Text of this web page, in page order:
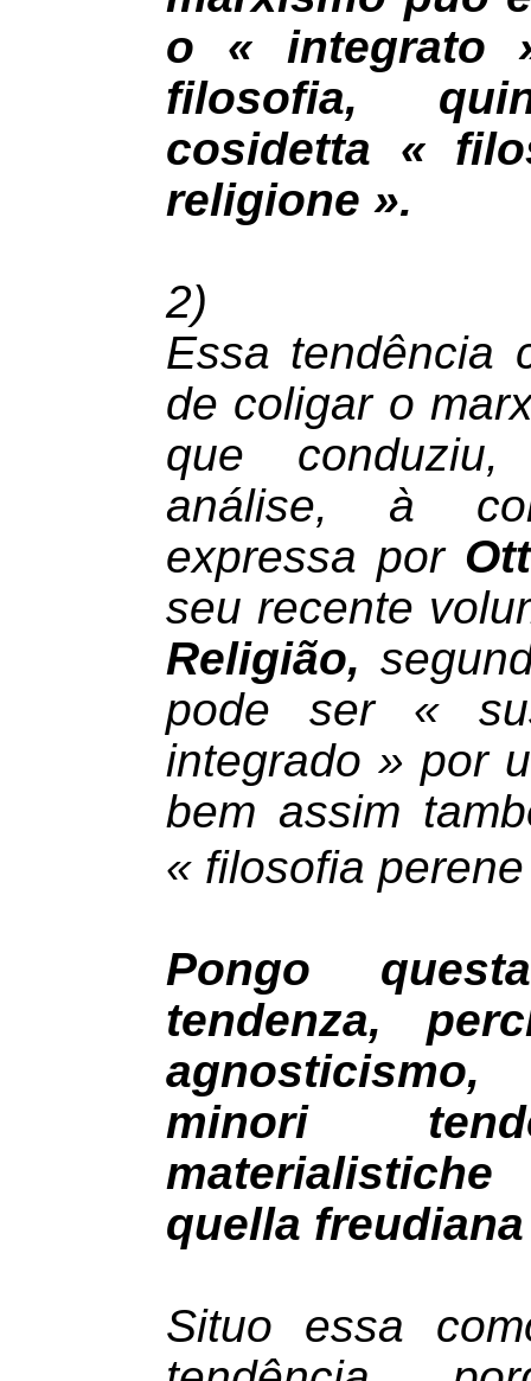
o « integrato
filosofia,
cosidetta «
religione ».
2)
Essa tendência
de coligar o
que
análise, à
expressa por
seu recente
Religião,
pode ser «
integrado » por
bem assim
« filosofia
Pongo
tendenza,
minori
quella
Situo essa